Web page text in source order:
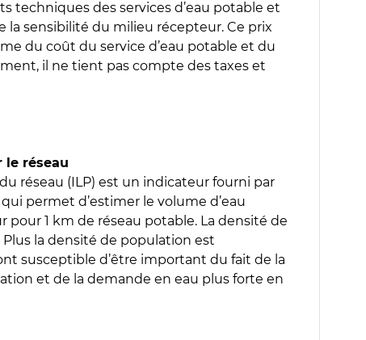
techniques des services d’eau potable et
la sensibilité du milieu récepteur. Ce prix
du coût du service d’eau potable et du
il ne tient pas compte des taxes et
le réseau
réseau (ILP) est un indicateur fourni par
qui permet d’estimer le volume d’eau
pour 1 km de réseau potable. La densité de
Plus la densité de population est
susceptible d’être important du fait de la
et de la demande en eau plus forte en